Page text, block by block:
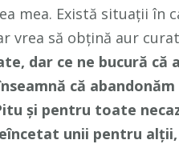
mea. Există situații în
vrea să obțină aur
dar ce ne bucură
că
și pentru toate
unii pentru